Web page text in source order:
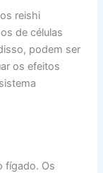
reishi
de células
podem ser
os efeitos
fígado. Os